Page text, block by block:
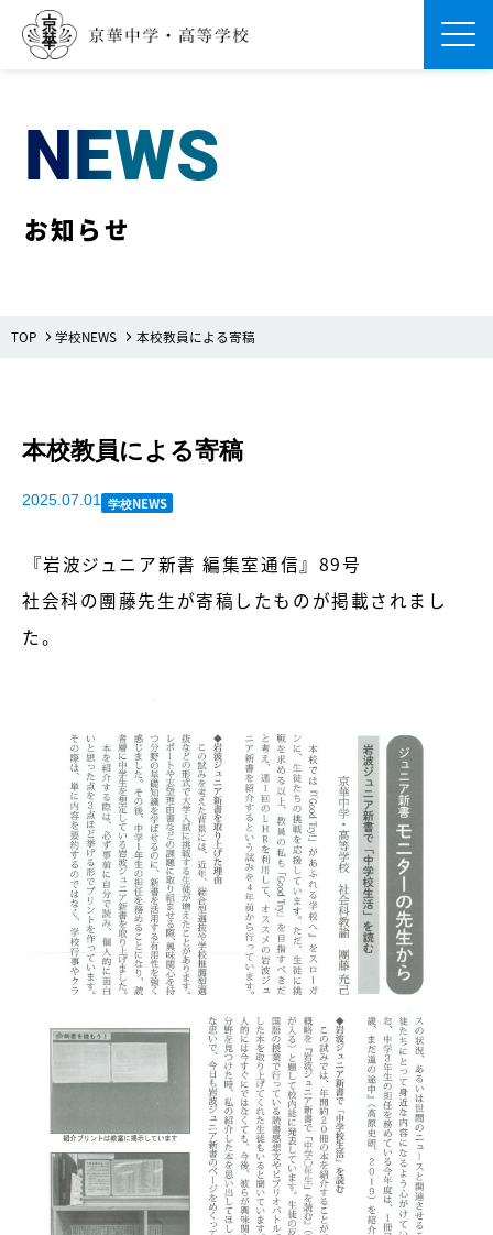
NEWS
お知らせ
TOP 学校NEWS 本校教員による寄稿
本校教員による寄稿
2025.07.01 学校NEWS
『岩波ジュニア新書 編集室通信』89号
社会科の團藤先生が寄稿したものが掲載されまし
た。